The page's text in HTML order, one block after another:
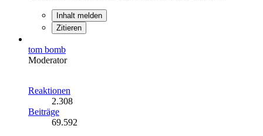
Inhalt melden
Zitieren
tom bomb
Moderator
Reaktionen
2.308
Beiträge
69.592